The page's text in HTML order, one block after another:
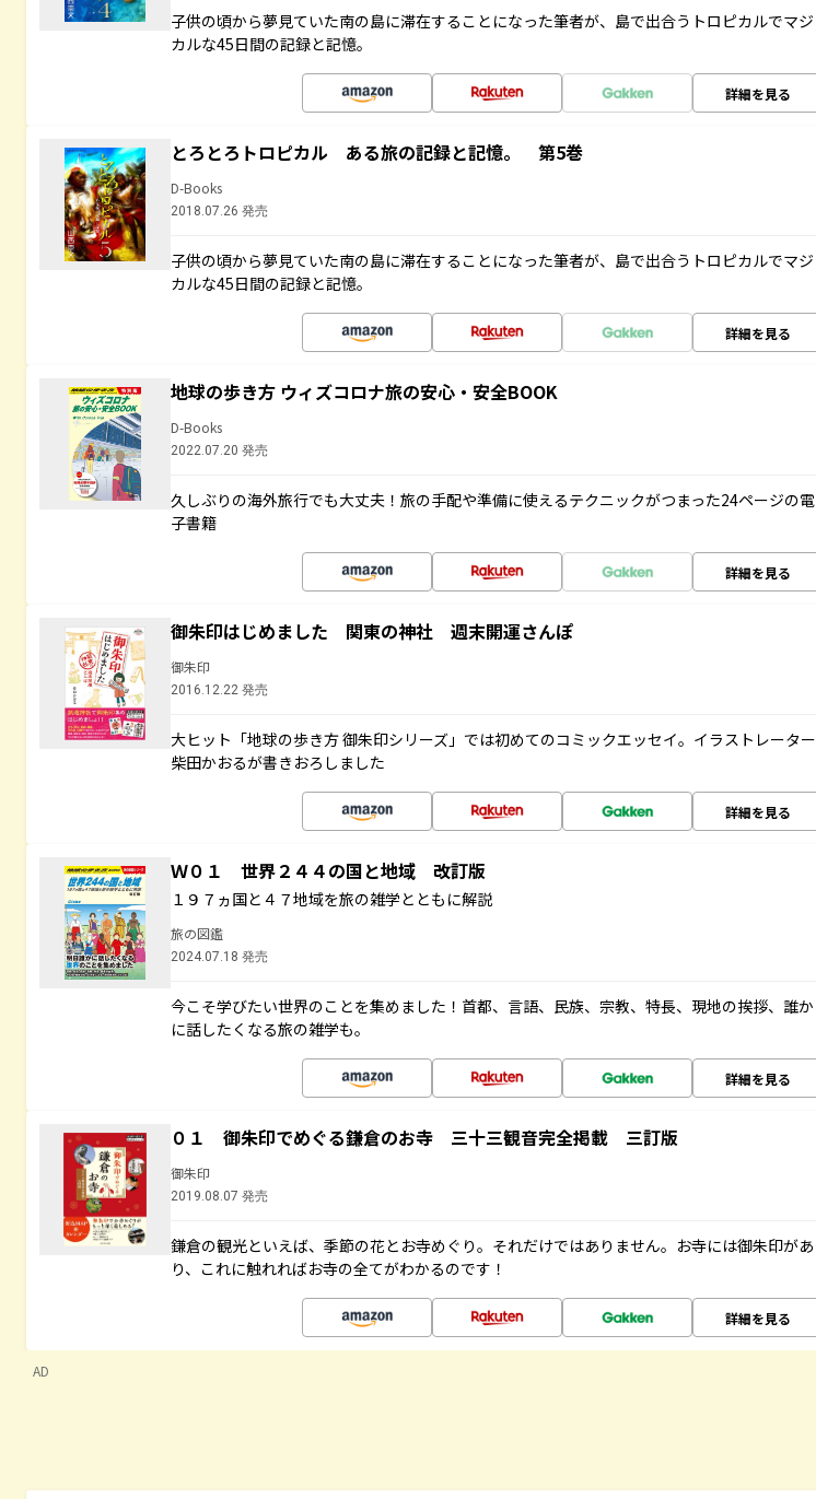
子供の頃から夢見ていた南の島に滞在することになった筆者が、島で出合うトロピカルでマジ
カルな45日間の記録と記憶。
詳細を見る
とろとろトロピカル ある旅の記録と記憶。 第5巻
D-Books
2018.07.26 発売
子供の頃から夢見ていた南の島に滞在することになった筆者が、島で出合うトロピカルでマジ
カルな45日間の記録と記憶。
詳細を見る
地球の歩き方 ウィズコロナ旅の安心・安全BOOK
D-Books
2022.07.20 発売
久しぶりの海外旅行でも大丈夫！旅の手配や準備に使えるテクニックがつまった24ページの電
子書籍
詳細を見る
御朱印はじめました 関東の神社 週末開運さんぽ
御朱印
2016.12.22 発売
大ヒット「地球の歩き方 御朱印シリーズ」では初めてのコミックエッセイ。イラストレーター
柴田かおるが書きおろしました
詳細を見る
Ｗ０１ 世界２４４の国と地域 改訂版
１９７ヵ国と４７地域を旅の雑学とともに解説
旅の図鑑
2024.07.18 発売
今こそ学びたい世界のことを集めました！首都、言語、民族、宗教、特長、現地の挨拶、誰か
に話したくなる旅の雑学も。
詳細を見る
０１ 御朱印でめぐる鎌倉のお寺 三十三観音完全掲載 三訂版
御朱印
2019.08.07 発売
鎌倉の観光といえば、季節の花とお寺めぐり。それだけではありません。お寺には御朱印があ
り、これに触れればお寺の全てがわかるのです！
詳細を見る
AD